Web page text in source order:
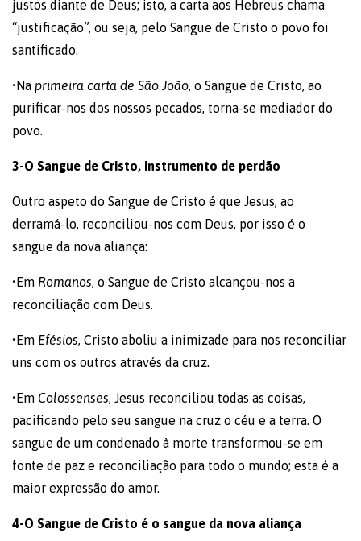
justos diante de Deus; isto, a carta aos Hebreus chama
“justificação”, ou seja, pelo Sangue de Cristo o povo foi
santificado.
•Na primeira carta de São João, o Sangue de Cristo, ao
purificar-nos dos nossos pecados, torna-se mediador do
povo.
3-O Sangue de Cristo, instrumento de perdão
Outro aspeto do Sangue de Cristo é que Jesus, ao
derramá-lo, reconciliou-nos com Deus, por isso é o
sangue da nova aliança:
•Em Romanos, o Sangue de Cristo alcançou-nos a
reconciliação com Deus.
•Em Efésios, Cristo aboliu a inimizade para nos reconciliar
uns com os outros através da cruz.
•Em Colossenses, Jesus reconciliou todas as coisas,
pacificando pelo seu sangue na cruz o céu e a terra. O
sangue de um condenado à morte transformou-se em
fonte de paz e reconciliação para todo o mundo; esta é a
maior expressão do amor.
4-O Sangue de Cristo é o sangue da nova aliança